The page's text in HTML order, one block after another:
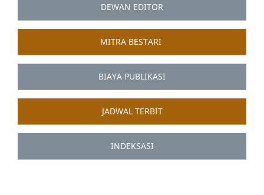
DEWAN EDITOR
MITRA BESTARI
BIAYA PUBLIKASI
JADWAL TERBIT
INDEKSASI